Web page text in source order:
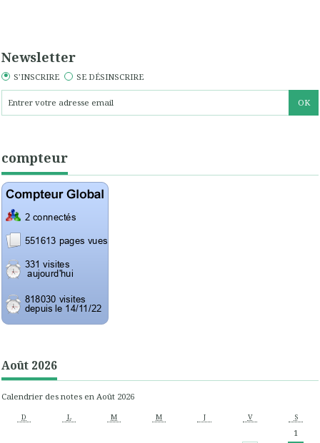
Newsletter
S'INSCRIRE SE DÉSINSCRIRE
compteur
Août 2026
Calendrier des notes en Août 2026
D L M M J V S
1